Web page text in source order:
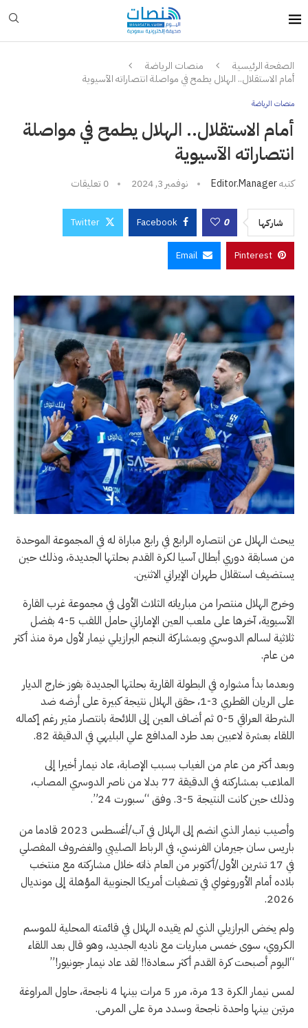
الصفحة الرئيسية
منصات الرياضة
أمام الاستقلال.. الهلال يطمح في مواصلة انتصاراته الآسيوية
منصات الرياضة
أمام الاستقلال.. الهلال يطمح في مواصلة
انتصاراته الآسيوية
كتبهEditor.manager نوفمبر 3, 2024 0 تعليقات
شاركها 0
Facebook
Twitter
Pinterest
Email
يبحث الهلال عن انتصاره الرابع في رابع مباراة له في المجموعة الموحدة
من مسابقة دوري أبطال آسيا لكرة القدم بحلتها الجديدة، وذلك حين
يستضيف استقلال طهران الإيراني الاثنين.
وخرج الهلال منتصرا من مبارياته الثلاث الأولى في مجموعة غرب القارة
الآسيوية، آخرها على ملعب العين الإماراتي حامل اللقب 5-4 بفضل
ثلاثية لسالم الدوسري وبمشاركة النجم البرازيلي نيمار لأول مرة منذ أكثر
من عام.
وبعدما بدأ مشواره في البطولة القارية بحلتها الجديدة بفوز خارج الديار
على الريان القطري 3-1، حقق الهلال نتيجة كبيرة على أرضه ضد
الشرطة العراقي 5-0 ثم أضاف العين إلى اللائحة بانتصار مثير رغم إكماله
اللقاء بعشرة لاعبين بعد طرد المدافع علي البليهي في الدقيقة 82.
وبعد أكثر من عام من الغياب بسبب الإصابة، عاد نيمار أخيرا إلى
الملاعب بمشاركته في الدقيقة 77 بدلا من ناصر الدوسري المصاب،
وذلك حين كانت النتيجة 5-3. وفق “سبورت 24”.
وأصيب نيمار الذي انضم إلى الهلال في آب/أغسطس 2023 قادما من
باريس سان جيرمان الفرنسي، في الرباط الصليبي والغضروف المفصلي
في 17 تشرين الأول/أكتوبر من العام ذاته خلال مشاركته مع منتخب
بلاده أمام الأوروغواي في تصفيات أمريكا الجنوبية المؤهلة إلى مونديال
2026.
ولم يخض البرازيلي الذي لم يقيده الهلال في قائمته المحلية للموسم
الكروي، سوى خمس مباريات مع ناديه الجديد، وهو قال بعد اللقاء
“اليوم أصبحت كرة القدم أكثر سعادة!! لقد عاد نيمار جونيور!”
لمس نيمار الكرة 13 مرة، مرر 5 مرات بينها 4 ناجحة، حاول المراوغة
مرتين بينها واحدة ناجحة وسدد مرة على المرمى.